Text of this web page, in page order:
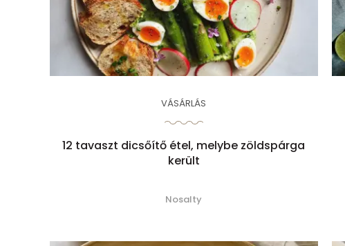
VÁSÁRLÁS
12 tavaszt dicsőítő étel, melybe zöldspárga
került
Nosalty